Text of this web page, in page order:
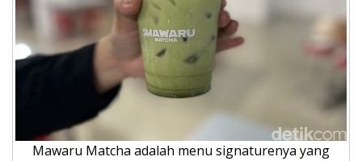
Mawaru Matcha adalah menu signaturenya yang